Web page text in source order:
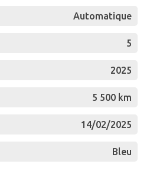
Automatique
5
2025
5 500 km
14/02/2025
Bleu